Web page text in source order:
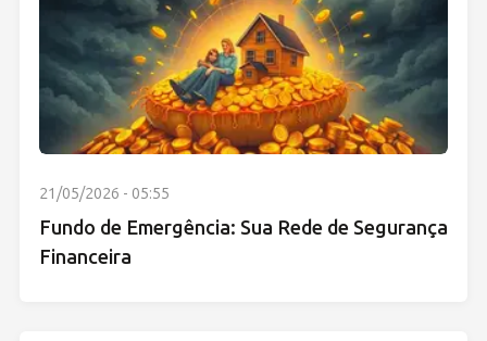
21/05/2026 - 05:55
Fundo de Emergência: Sua Rede de Segurança
Financeira